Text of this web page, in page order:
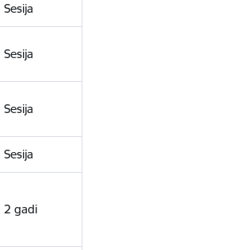
Sesija
Sesija
Sesija
Sesija
2 gadi